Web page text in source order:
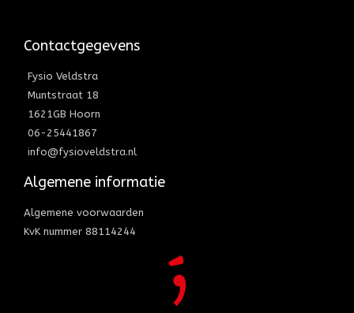
Contactgegevens
Fysio Veldstra
Muntstraat 18
1621GB Hoorn
06-25441867
info@fysioveldstra.nl
Algemene informatie
Algemene voorwaarden
KvK nummer 88114244